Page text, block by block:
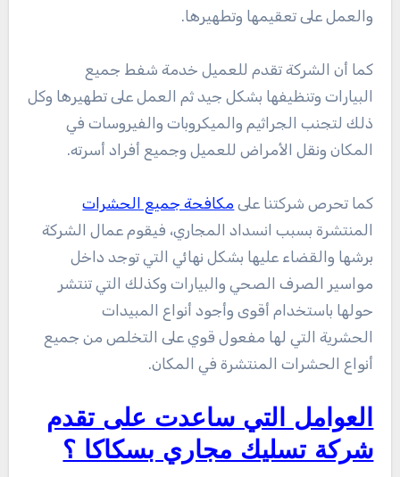
والعمل على تعقيمها وتطهيرها.
كما أن الشركة تقدم للعميل خدمة شفط جميع
البيارات وتنظيفها بشكل جيد ثم العمل على تطهيرها وكل
ذلك لتجنب الجراثيم والميكروبات والفيروسات في
المكان ونقل الأمراض للعميل وجميع أفراد أسرته.
كما تحرص شركتنا على مكافحة جميع الحشرات
المنتشرة بسبب انسداد المجاري، فيقوم عمال الشركة
برشها والقضاء عليها بشكل نهائي التي توجد داخل
مواسير الصرف الصحي والبيارات وكذلك التي تنتشر
حولها باستخدام أقوى وأجود أنواع المبيدات
الحشرية التي لها مفعول قوي على التخلص من جميع
أنواع الحشرات المنتشرة في المكان.
العوامل التي ساعدت على تقدم
شركة تسليك مجاري بسكاكا ؟